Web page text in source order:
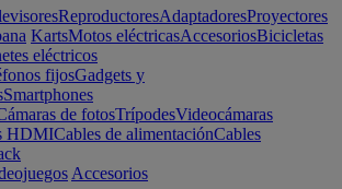
ReproductoresAdaptadoresProyectores
KartsMotos eléctricasAccesoriosBicicletas
eléctricos
fijosGadgets y
Smartphones
de fotosTrípodesVideocámaras
HDMICables de alimentaciónCables
Accesorios